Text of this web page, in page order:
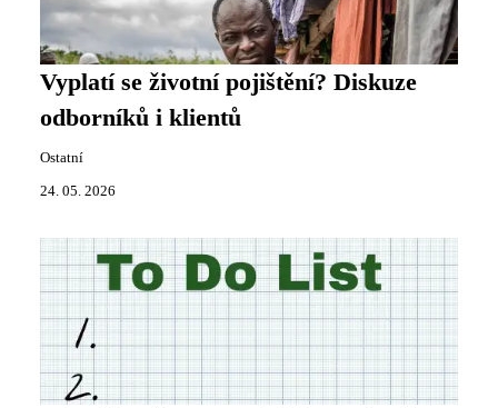
Vyplatí se životní pojištění? Diskuze
odborníků i klientů
Ostatní
24. 05. 2026